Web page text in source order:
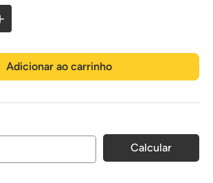
Adicionar ao carrinho